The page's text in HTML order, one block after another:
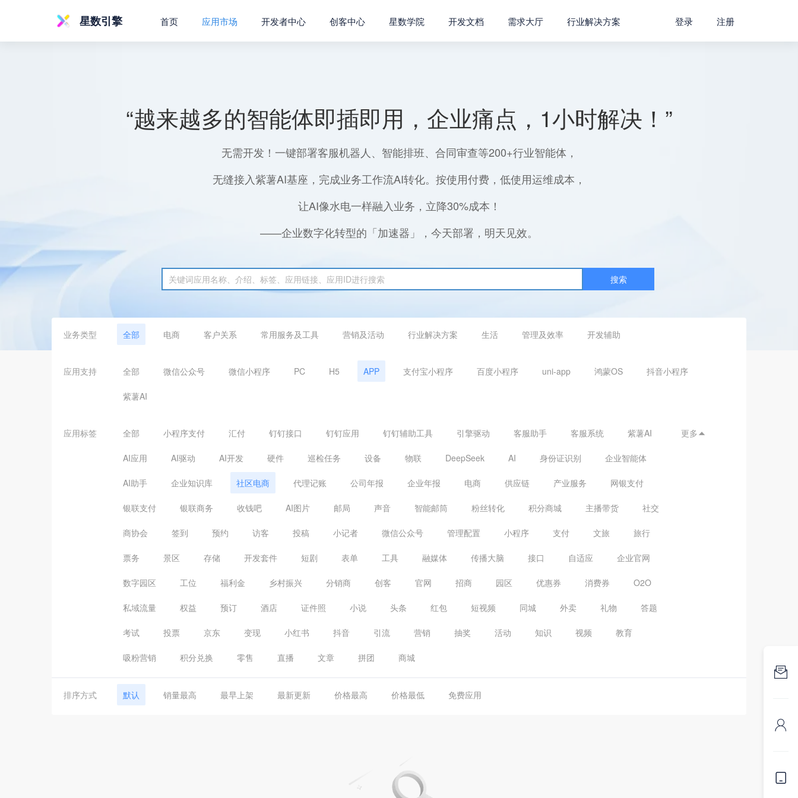
星数引擎 首页 应用市场 开发者中心 创客中心 星数学院 开发文档 需求大厅 行业解决方案 登录 注册
“越来越多的智能体即插即用，企业痛点，1小时解决！”
无需开发！一键部署客服机器人、智能排班、合同审查等200+行业智能体，
无缝接入紫薯AI基座，完成业务工作流AI转化。按使用付费，低使用运维成本，
让AI像水电一样融入业务，立降30%成本！
——企业数字化转型的「加速器」，今天部署，明天见效。
搜索
业务类型 全部 电商 客户关系 常用服务及工具 营销及活动 行业解决方案 生活 管理及效率 开发辅助
应用支持 全部 微信公众号 微信小程序 PC H5 APP 支付宝小程序 百度小程序 uni-app 鸿蒙OS 抖音小程序
紫薯AI
应用标签 全部 小程序支付 汇付 钉钉接口 钉钉应用 钉钉辅助工具 引擎驱动 客服助手 客服系统 紫薯AI
AI应用 AI驱动 AI开发 硬件 巡检任务 设备 物联 DeepSeek AI 身份证识别 企业智能体
AI助手 企业知识库 社区电商 代理记账 公司年报 企业年报 电商 供应链 产业服务 网银支付
银联支付 银联商务 收钱吧 AI图片 邮局 声音 智能邮筒 粉丝转化 积分商城 主播带货 社交
商协会 签到 预约 访客 投稿 小记者 微信公众号 管理配置 小程序 支付 文旅 旅行
票务 景区 存储 开发套件 短剧 表单 工具 融媒体 传播大脑 接口 自适应 企业官网
数字园区 工位 福利金 乡村振兴 分销商 创客 官网 招商 园区 优惠券 消费券 O2O
私域流量 权益 预订 酒店 证件照 小说 头条 红包 短视频 同城 外卖 礼物 答题
考试 投票 京东 变现 小红书 抖音 引流 营销 抽奖 活动 知识 视频 教育
吸粉营销 积分兑换 零售 直播 文章 拼团 商城
更多 
排序方式 默认 销量最高 最早上架 最新更新 价格最高 价格最低 免费应用


